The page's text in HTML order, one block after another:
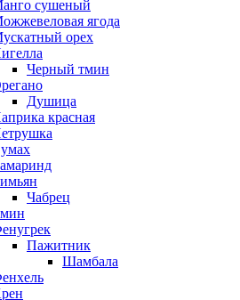
сушеный
ягода
орех
Черный тмин
Душица
красная
Чабрец
Пажитник
Шамбала